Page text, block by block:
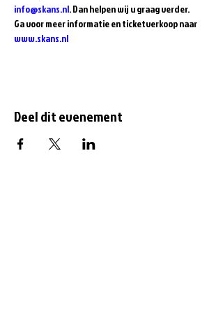
info@skans.nl. Dan helpen wij u graag verder.
Ga voor meer informatie en ticketverkoop naar
www.skans.nl
Deel dit evenement